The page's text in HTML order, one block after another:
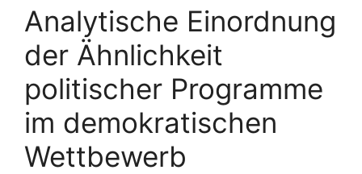
Analytische Einordnung
der Ähnlichkeit
politischer Programme
im demokratischen
Wettbewerb